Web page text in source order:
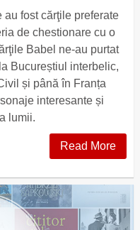
au fost cărţile preferate
de chestionare cu o
Babel ne-au purtat
Bucureștiul interbelic,
și până în Franța
interesante și
lumii.
Read More